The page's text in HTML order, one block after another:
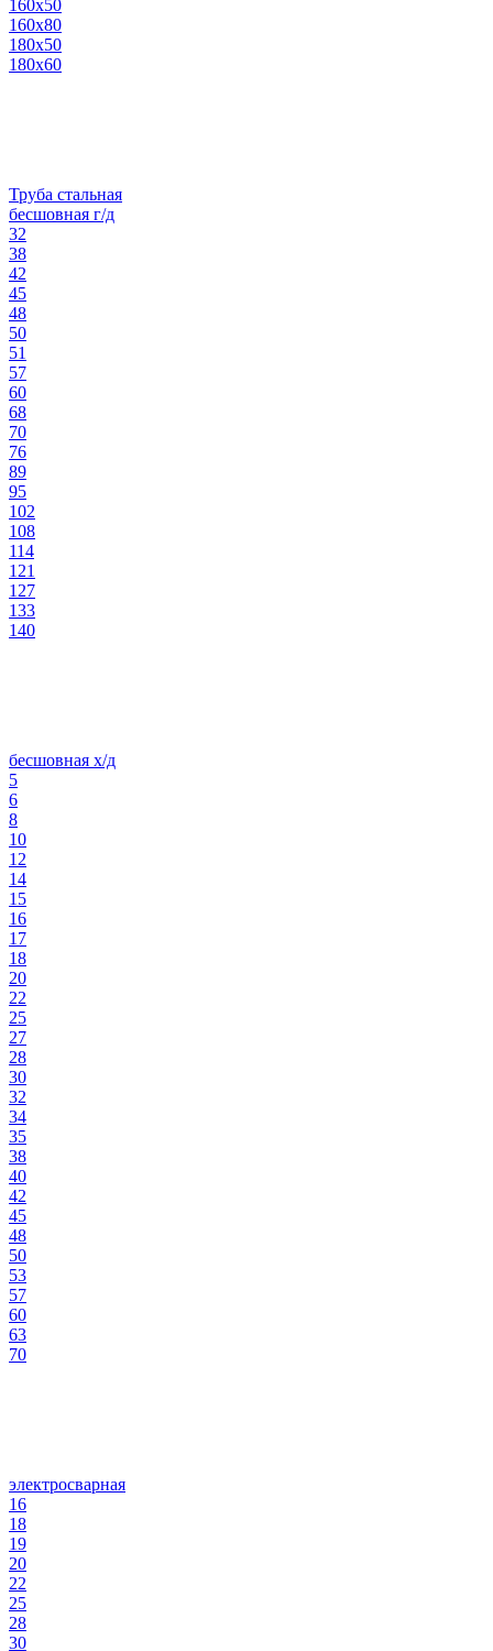
160х50
160х80
180х50
180х60
Труба стальная
бесшовная г/д
32
38
42
45
48
50
51
57
60
68
70
76
89
95
102
108
114
121
127
133
140
бесшовная х/д
5
6
8
10
12
14
15
16
17
18
20
22
25
27
28
30
32
34
35
38
40
42
45
48
50
53
57
60
63
70
электросварная
16
18
19
20
22
25
28
30